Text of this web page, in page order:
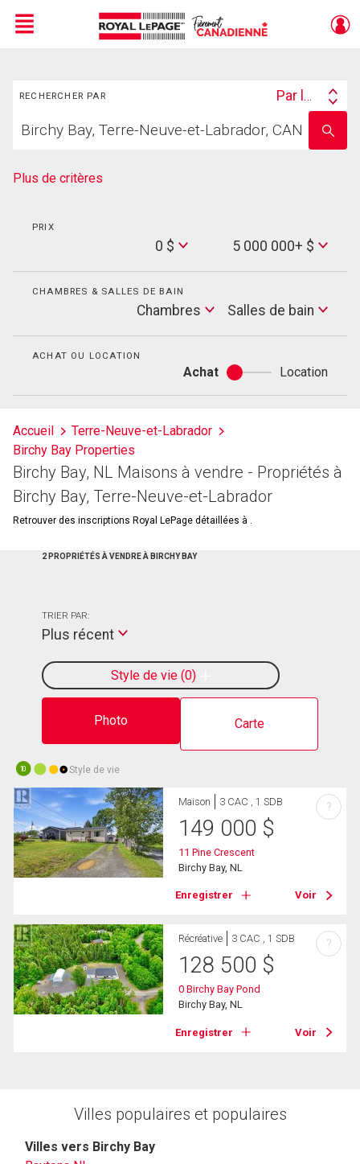
Menu
RECHERCHER PAR
Search
Par lieu
votre
nom
Plus de critères
PRIX
0 $
Max
Price
5 000 000+ $
CHAMBRES & SALLES DE BAIN
Chambres
Salles
de
Salles de bain
ACHAT OU LOCATION
Achat
Achat
ou
Location
Accueil
Terre-Neuve-et-Labrador
Birchy Bay Properties
Birchy Bay, NL Maisons à vendre - Propriétés à
Birchy Bay, Terre-Neuve-et-Labrador
Retrouver des inscriptions Royal LePage détaillées à .
2 PROPRIÉTÉS À VENDRE À BIRCHY BAY
Photo Carte
Style de vie 0
TRIER PAR:
Plus récent
10 Style de vie
Maison 3 CAC , 1 SDB
149 000 $
11 Pine Crescent
Birchy Bay, NL
Enregistrer Voir
?
Récréative 3 CAC , 1 SDB
128 500 $
0 Birchy Bay Pond
Birchy Bay, NL
Enregistrer Voir
?
Villes populaires et populaires
Villes vers Birchy Bay